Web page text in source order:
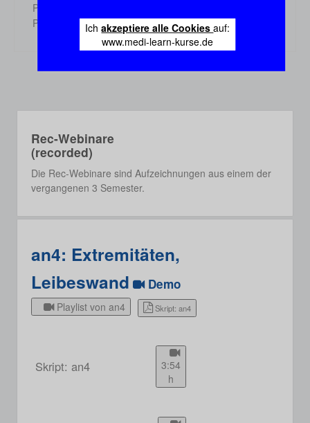
Ichakzeptiere alle Cookiesauf:
www.medi-learn-kurse.de
Psychologie 3
Psychologie 4 Demo
Rec-Webinare
(recorded)
Die Rec-Webinare sind Aufzeichnungen aus einem der
vergangenen 3 Semester.
an4: Extremitäten,
Leibeswand
Demo
Playlist von an4 Skript: an4
Skript: an4
3:54
h